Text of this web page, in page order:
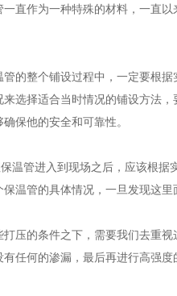
一直作为一种特殊的材料，一直
管的整个铺设过程中，一定要根
来选择适合当时情况的铺设方法
保他的安全和可靠性。
管进入到现场之后，应该根据
保温管的具体情况，一旦发现这
打压的条件之下，需要我们去重
有任何的渗漏，最后再进行高强